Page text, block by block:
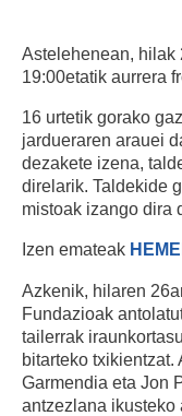
Astelehenean, hilak
19:00etatik aurrera
16 urtetik gorako
jardueraren arauei
dezakete izena,
direlarik. Taldekide
mistoak izango dira
Izen emateak
Azkenik, hilaren
Fundazioak
tailerrak
bitarteko txikientzat.
Garmendia eta Jon
antzezlana ikusteko